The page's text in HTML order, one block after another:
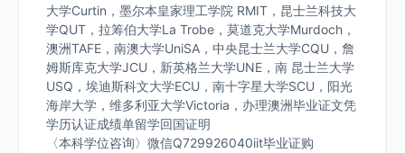
大学Curtin，墨尔本皇家理工学院 RMIT，昆士兰科技大
学QUT，拉筹伯大学La Trobe，莫道克大学Murdoch，
澳洲TAFE，南澳大学UniSA，中央昆士兰大学CQU，詹
姆斯库克大学JCU，新英格兰大学UNE，南 昆士兰大学
USQ，埃迪斯科文大学ECU，南十字星大学SCU，阳光
海岸大学，维多利亚大学Victoria，办理澳洲毕业证文凭
学历认证成绩单留学回国证明
〈本科学位咨询〉微信Q729926040iit毕业证购